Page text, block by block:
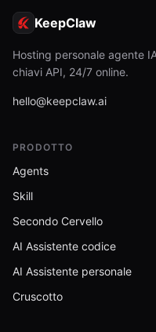
KeepClaw
Hosting personale agente
chiavi API, 24/7 online.
hello@keepclaw.ai
PRODOTTO
Agents
Skill
Secondo Cervello
AI Assistente codice
AI Assistente personale
Cruscotto